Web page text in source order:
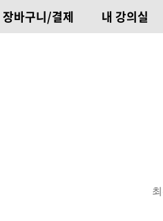
장바구니/결제 내 강의실